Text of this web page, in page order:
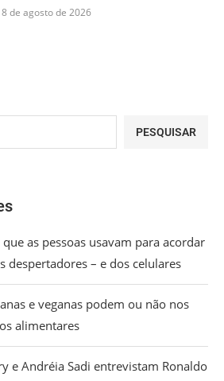
8 de agosto de 2026
PESQUISAR
as pessoas usavam para acordar
despertadores – e dos celulares
e veganas podem ou não nos
alimentares
e Andréia Sadi entrevistam Ronaldo